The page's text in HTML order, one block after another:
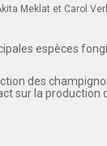
Meklat et Carol
espèces
des
sur la production